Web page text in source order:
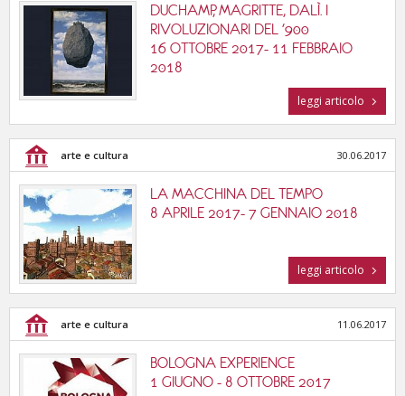
DUCHAMP, MAGRITTE, DALÌ. I
RIVOLUZIONARI DEL '900
16 OTTOBRE 2017- 11 FEBBRAIO
2018
leggi articolo
arte e cultura 30.06.2017
LA MACCHINA DEL TEMPO
8 APRILE 2017- 7 GENNAIO 2018
leggi articolo
arte e cultura 11.06.2017
BOLOGNA EXPERIENCE
1 GIUGNO - 8 OTTOBRE 2017